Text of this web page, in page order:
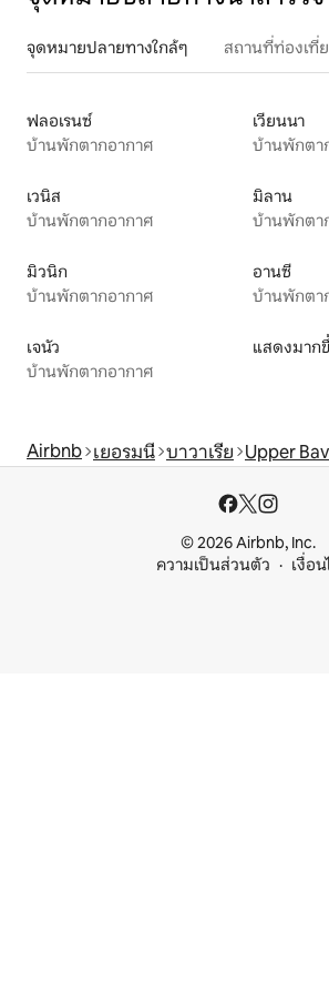
จุดหมายปลายทางใกล้ๆ สถานที่ท่องเที่
ฟลอเรนซ์
บ้านพักตากอากาศ
เวียนนา
บ้านพักตา
เวนิส
บ้านพักตากอากาศ
มิลาน
บ้านพักตา
มิวนิก
บ้านพักตากอากาศ
อานซี
บ้านพักตา
เจนัว
บ้านพักตากอากาศ
แสดงมาก
Airbnb เยอรมนี บาวาเรีย Upper
© 2026 Airbnb, Inc.
ความเป็นส่วนตัว
เงื่อน